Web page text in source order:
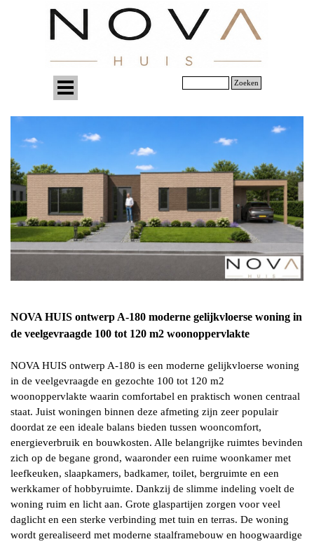
Zoeken
NOVA HUIS ontwerp A-180 moderne gelijkvloerse woning in
de veelgevraagde 100 tot 120 m2 woonoppervlakte
NOVA HUIS ontwerp A-180 is een moderne gelijkvloerse woning
in de veelgevraagde en gezochte 100 tot 120 m2
woonoppervlakte waarin comfortabel en praktisch wonen centraal
staat. Juist woningen binnen deze afmeting zijn zeer populair
doordat ze een ideale balans bieden tussen wooncomfort,
energieverbruik en bouwkosten. Alle belangrijke ruimtes bevinden
zich op de begane grond, waaronder een ruime woonkamer met
leefkeuken, slaapkamers, badkamer, toilet, bergruimte en een
werkkamer of hobbyruimte. Dankzij de slimme indeling voelt de
woning ruim en licht aan. Grote glaspartijen zorgen voor veel
daglicht en een sterke verbinding met tuin en terras. De woning
wordt gerealiseerd met moderne staalframebouw en hoogwaardige